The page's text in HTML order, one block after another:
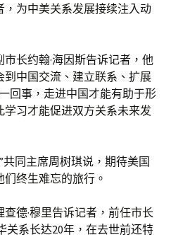
为中美关系发展接续注入动
长约翰·海因斯告诉记者，他
到中国交流、建立联系、扩展
回事，走进中国才能有助于形
习才能促进双方关系未来发
同主席周树琪说，期待美国
终生难忘的旅行。
德·穆里告诉记者，前任市长
关系长达20年，在去世前还特